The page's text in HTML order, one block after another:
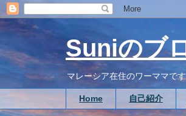
Suniのブ
マレーシア在住のワーママで
Home 自己紹介